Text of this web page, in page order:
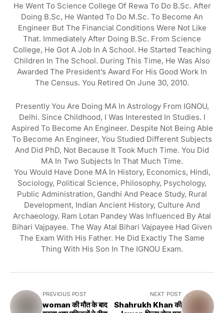
He Went To Science College Of Rewa To Do B.Sc. After
Doing B.Sc, He Wanted To Do M.Sc. To Become An
Engineer But The Financial Conditions Were Not Like
That. Immediately After Doing B.Sc. From Science
College, He Got A Job In A School. He Started Teaching
Children In The School. During This Time, He Was Also
Awarded The President’s Award For His Good Work In
The Census. You Retired On June 30, 2010.
Presently You Are Doing MA In Astrology From IGNOU,
Delhi. Since Childhood, I Was Interested In Studies. I
Aspired To Become An Engineer. Despite Not Being Able
To Become An Engineer, You Studied Different Subjects
And Did PhD, Not Because It Took Much Time. You Did
MA In Two Subjects In That Much Time.
You Would Have Done MA In History, Economics, Hindi,
Sociology, Political Science, Philosophy, Psychology,
Public Administration, Gandhi And Peace Study, Rural
Development, Indian Ancient History, Culture And
Archaeology. Ram Lotan Pandey Was Influenced By Atal
Bihari Vajpayee. The Way Atal Bihari Vajpayee Had Given
The Exam With His Father. He Did Exactly The Same
Thing With His Son In The IGNOU Exam.
PREVIOUS POST
woman की मौत के बाद
NEXT POST
Shahrukh Khan की